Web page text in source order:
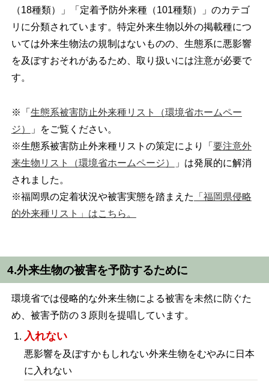
（18種類）」「定着予防外来種（101種類）」のカテゴ
リに分類されています。特定外来生物以外の掲載種につ
いては外来生物法の規制はないものの、生態系に悪影響
を及ぼすおそれがあるため、取り扱いには注意が必要で
す。
※「 生態系被害防止外来種リスト（環境省ホームペー
ジ）
」をご覧ください。
※生態系被害防止外来種リストの策定により「 要注意外
来生物リスト（環境省ホームページ）
」は発展的に解消
されました。
※福岡県の定着状況や被害実態を踏まえた
「福岡県侵略
的外来種リスト」はこちら。
4.外来生物の被害を予防するために
環境省では侵略的な外来生物による被害を未然に防ぐた
め、被害予防の３原則を提唱しています。
入れない
悪影響を及ぼすかもしれない外来生物をむやみに日本
に入れない